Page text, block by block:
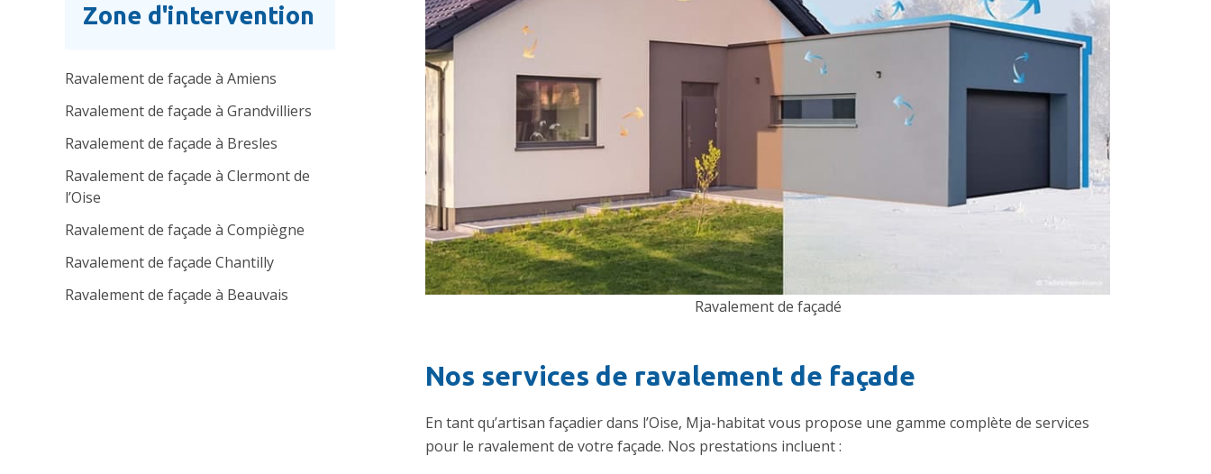
Zone d'intervention
Ravalement de façade à Amiens
Ravalement de façade à Grandvilliers
Ravalement de façade à Bresles
Ravalement de façade à Clermont de
l’Oise
Ravalement de façade à Compiègne
Ravalement de façade Chantilly
Ravalement de façade à Beauvais
Ravalement de façadé
Nos services de ravalement de façade
En tant qu’artisan façadier dans l’Oise, Mja-habitat vous propose une gamme complète de services
pour le ravalement de votre façade. Nos prestations incluent :